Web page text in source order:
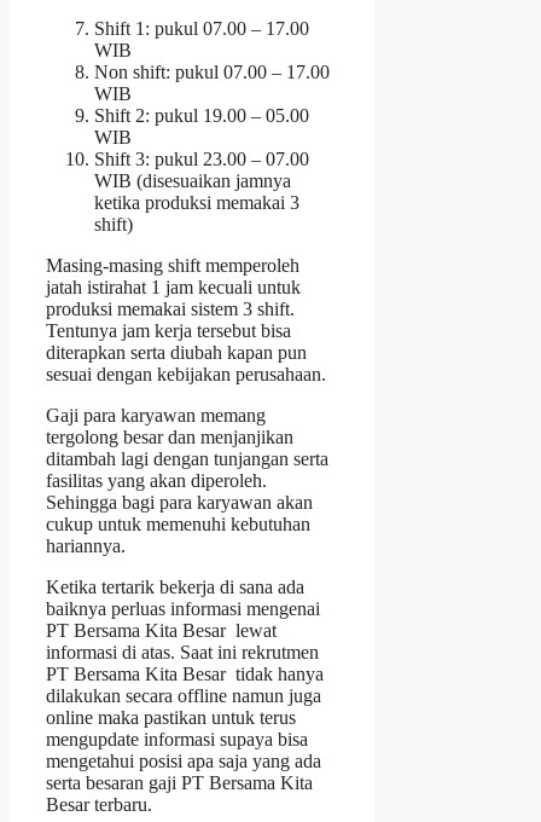
Shift 1: pukul 07.00 – 17.00
WIB
Non shift: pukul 07.00 – 17.00
WIB
Shift 2: pukul 19.00 – 05.00
WIB
Shift 3: pukul 23.00 – 07.00
WIB (disesuaikan jamnya
ketika produksi memakai 3
shift)
Masing-masing shift memperoleh
jatah istirahat 1 jam kecuali untuk
produksi memakai sistem 3 shift.
Tentunya jam kerja tersebut bisa
diterapkan serta diubah kapan pun
sesuai dengan kebijakan perusahaan.
Gaji para karyawan memang
tergolong besar dan menjanjikan
ditambah lagi dengan tunjangan serta
fasilitas yang akan diperoleh.
Sehingga bagi para karyawan akan
cukup untuk memenuhi kebutuhan
hariannya.
Ketika tertarik bekerja di sana ada
baiknya perluas informasi mengenai
PT Bersama Kita Besar lewat
informasi di atas. Saat ini rekrutmen
PT Bersama Kita Besar tidak hanya
dilakukan secara offline namun juga
online maka pastikan untuk terus
mengupdate informasi supaya bisa
mengetahui posisi apa saja yang ada
serta besaran gaji PT Bersama Kita
Besar terbaru.